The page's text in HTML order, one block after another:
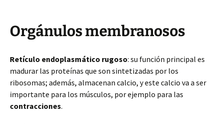
Orgánulos membranosos
Retículo endoplasmático rugoso: su función principal es
madurar las proteínas que son sintetizadas por los
ribosomas; además, almacenan calcio, y este calcio va a ser
importante para los músculos, por ejemplo para las
contracciones.